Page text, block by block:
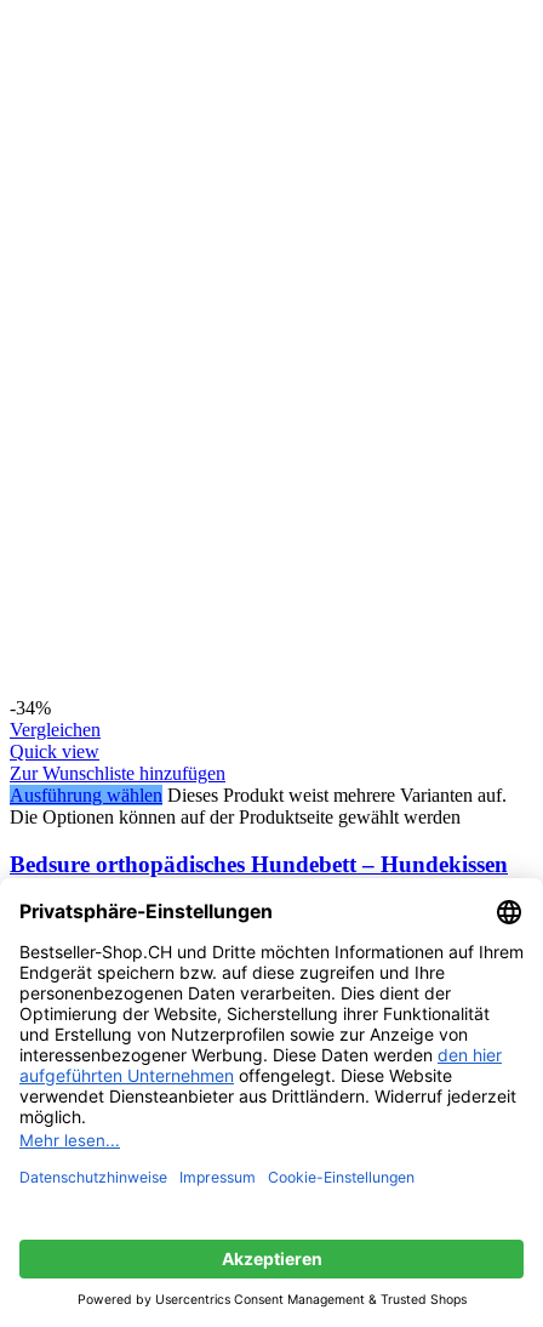
-34%
Vergleichen
Quick view
Zur Wunschliste hinzufügen
Ausführung wählen Dieses Produkt weist mehrere Varianten auf.
Die Optionen können auf der Produktseite gewählt werden
Bedsure orthopädisches Hundebett – Hundekissen
Vorrätig
CHF69.95CHF79.75